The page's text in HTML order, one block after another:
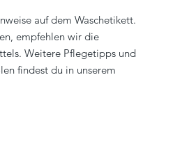
auf dem Waschetikett.
empfehlen wir die
Weitere Pflegetipps und
findest du in unserem